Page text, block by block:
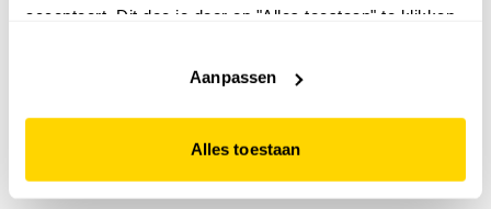
accepteert. Dit doe je door op "Alles toestaan" te klikken.
website niet optimaal functioneert.
Aanpassen
Alles toestaan